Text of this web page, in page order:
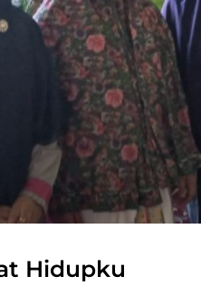
Hidupku